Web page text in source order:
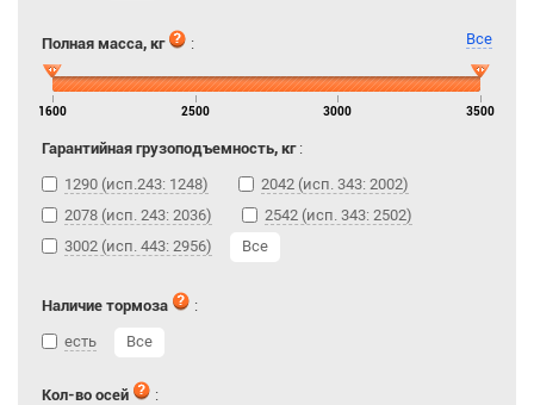
Полная масса, кг : Все
1600 2500 3000 3500
Гарантийная грузоподъемность, кг:
1290 (исп.243: 1248)
2042 (исп. 343: 2002)
2078 (исп. 243: 2036)
2542 (исп. 343: 2502)
3002 (исп. 443: 2956)
Все
Наличие тормоза
:
есть
Все
Кол-во осей
: